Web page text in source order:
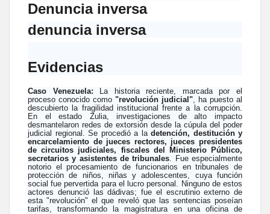
Denuncia inversa
denuncia inversa
Evidencias
Caso Venezuela: La historia reciente, marcada por el
proceso conocido como "revolución judicial", ha puesto al
descubierto la fragilidad institucional frente a la corrupción.
En el estado Zulia, investigaciones de alto impacto
desmantelaron redes de extorsión desde la cúpula del poder
judicial regional. Se procedió a la detención, destitución y
encarcelamiento de jueces rectores, jueces presidentes
de circuitos judiciales, fiscales del Ministerio Público,
secretarios y asistentes de tribunales. Fue especialmente
notorio el procesamiento de funcionarios en tribunales de
protección de niños, niñas y adolescentes, cuya función
social fue pervertida para el lucro personal. Ninguno de estos
actores denunció las dádivas; fue el escrutinio externo de
esta "revolución" el que reveló que las sentencias poseían
tarifas, transformando la magistratura en una oficina de